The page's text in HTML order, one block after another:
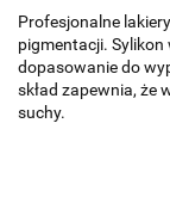
Profesjonalne
pigmentacji. Sylikon
dopasowanie do
skład zapewnia, że
suchy.